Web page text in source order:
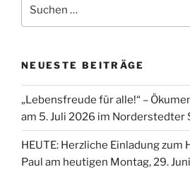
nach:
NEUESTE BEITRÄGE
„Lebensfreude für alle!“ –
am 5. Juli 2026 im Norderstedter
HEUTE: Herzliche Einladung zum
Paul am heutigen Montag, 29.